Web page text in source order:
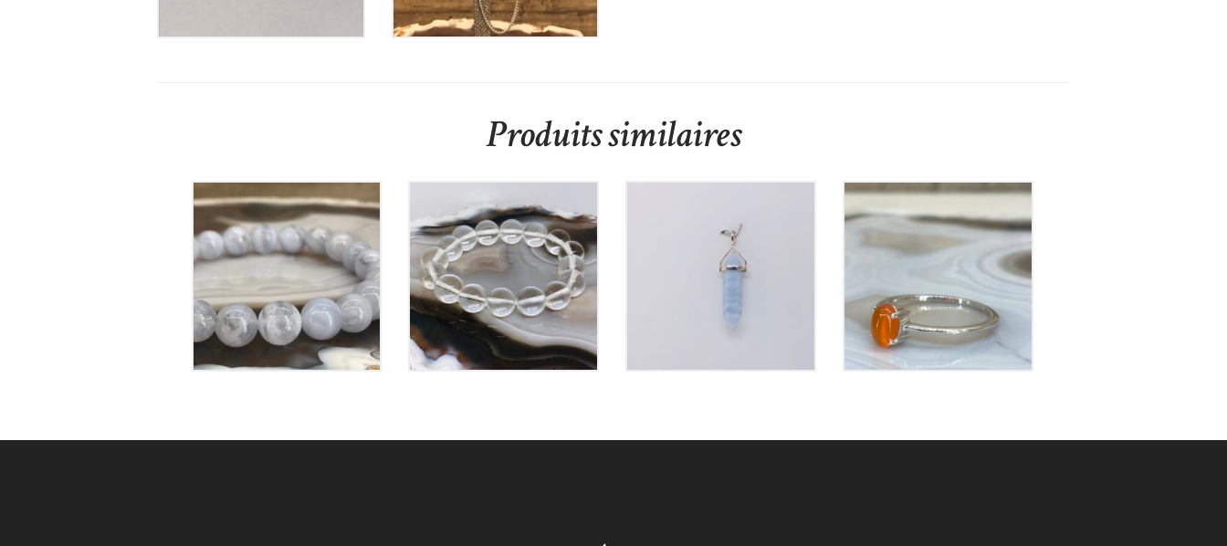
Produits similaires
Bracelet Calcédoine
Bleue
40€
Bracelet Cristal de
Roche
30 €
Pendentif Pointe
Calcedoine Bleue
35€
Bague Cornaline sur
Argent
70€